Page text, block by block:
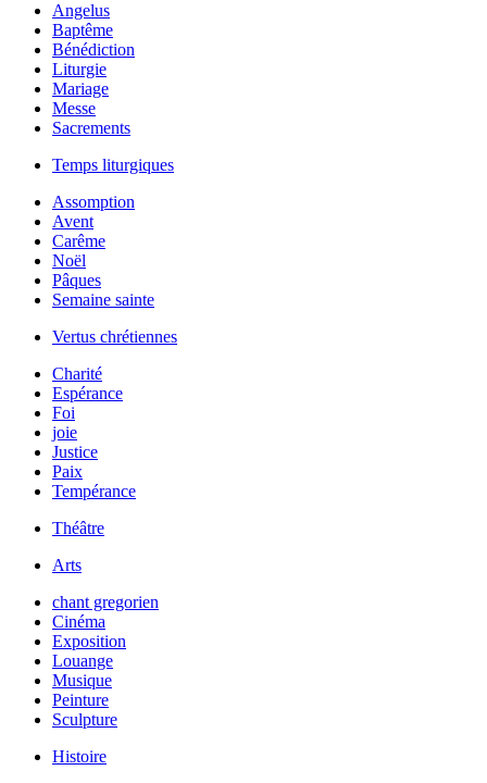
Angelus
Baptême
Bénédiction
Liturgie
Mariage
Messe
Sacrements
Temps liturgiques
Assomption
Avent
Carême
Noël
Pâques
Semaine sainte
Vertus chrétiennes
Charité
Espérance
Foi
joie
Justice
Paix
Tempérance
Théâtre
Arts
chant gregorien
Cinéma
Exposition
Louange
Musique
Peinture
Sculpture
Histoire